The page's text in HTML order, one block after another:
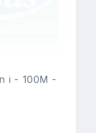
i - 100M -